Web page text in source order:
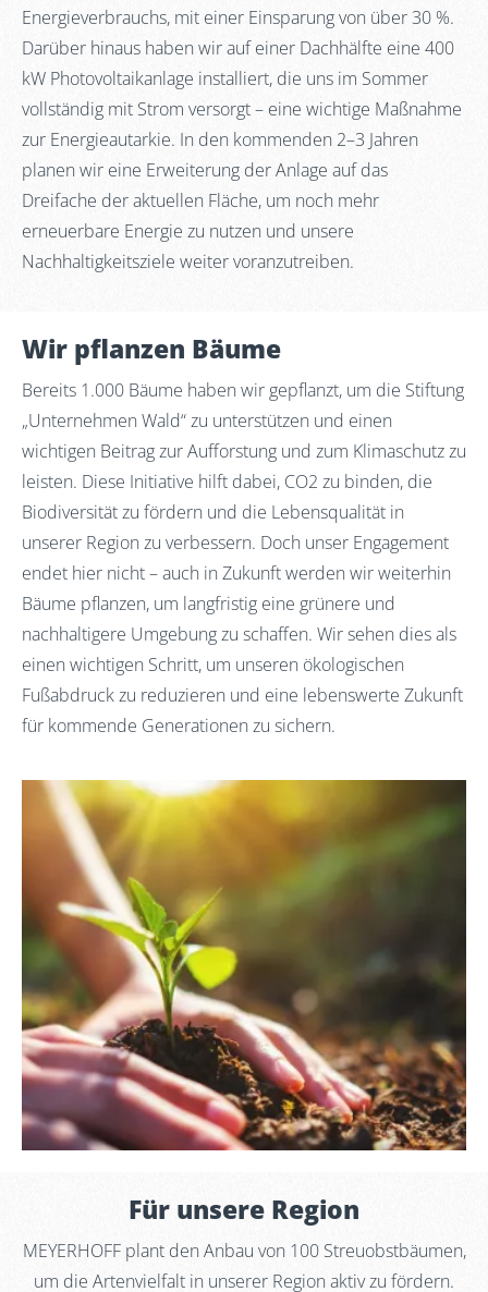
Energieverbrauchs, mit einer Einsparung von über 30 %.
Darüber hinaus haben wir auf einer Dachhälfte eine 400
kW Photovoltaikanlage installiert, die uns im Sommer
vollständig mit Strom versorgt – eine wichtige Maßnahme
zur Energieautarkie. In den kommenden 2–3 Jahren
planen wir eine Erweiterung der Anlage auf das
Dreifache der aktuellen Fläche, um noch mehr
erneuerbare Energie zu nutzen und unsere
Nachhaltigkeitsziele weiter voranzutreiben.
Wir pflanzen Bäume
Bereits 1.000 Bäume haben wir gepflanzt, um die Stiftung
„Unternehmen Wald“ zu unterstützen und einen
wichtigen Beitrag zur Aufforstung und zum Klimaschutz zu
leisten. Diese Initiative hilft dabei, CO2 zu binden, die
Biodiversität zu fördern und die Lebensqualität in
unserer Region zu verbessern. Doch unser Engagement
endet hier nicht – auch in Zukunft werden wir weiterhin
Bäume pflanzen, um langfristig eine grünere und
nachhaltigere Umgebung zu schaffen. Wir sehen dies als
einen wichtigen Schritt, um unseren ökologischen
Fußabdruck zu reduzieren und eine lebenswerte Zukunft
für kommende Generationen zu sichern.
Für unsere Region
MEYERHOFF plant den Anbau von 100 Streuobstbäumen,
um die Artenvielfalt in unserer Region aktiv zu fördern.